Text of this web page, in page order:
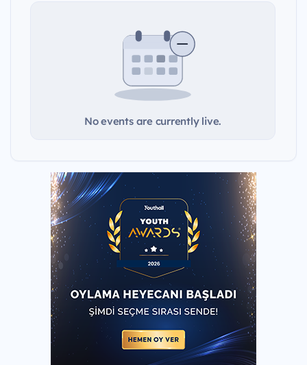
No events are currently live.